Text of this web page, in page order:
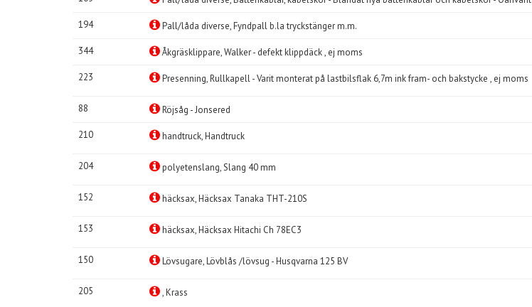
194 Pall/låda diverse, Fyndpall b.la tryckstänger m.m.
344 Åkgräsklippare, Walker - defekt klippdäck , ej moms
223 Presenning, Rullkapell - Varit monterat på lastbilsflak 6,7m ink fram- och bakstycke , ej moms
88 Röjsåg - Jonsered
210 handtruck, Handtruck
204 polyetenslang, Slang 40 mm
152 häcksax, Häcksax Tanaka THT-210S
153 häcksax, Häcksax Hitachi Ch 78EC3
150 Lövsugare, Lövblås /lövsug - Husqvarna 125 BV
205 , Krass